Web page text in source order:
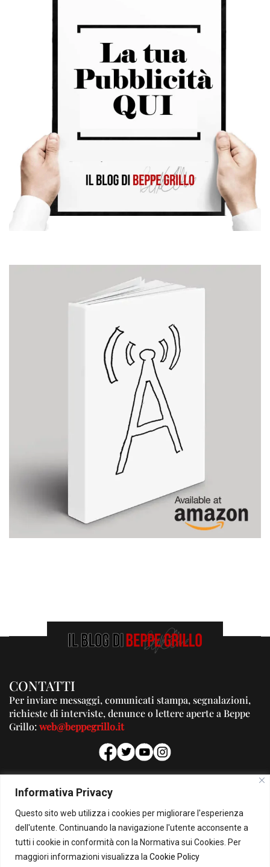
Informativa Privacy
Questo sito web utilizza i cookies per migliorare l'esperienza
dell'utente. Continuando la navigazione l'utente acconsente a
tutti i cookie in conformità con la Normativa sui Cookies. Per
maggiori informazioni visualizza la Cookie Policy
CONTATTI
Per inviare messaggi, comunicati stampa, segnalazioni,
richieste di interviste, denunce o lettere aperte a Beppe
Grillo:web@beppegrillo.it
PUBBLICITA'
Per la tua pubblicità su questo Blog:
pubblicita@beppegrillo.it